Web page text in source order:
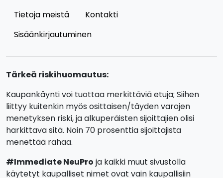
Tietoja meistä
Kontakti
Sisäänkirjautuminen
Tärkeä riskihuomautus:
Kaupankäynti voi tuottaa merkittäviä etuja; Siihen
liittyy kuitenkin myös osittaisen/täyden varojen
menetyksen riski, ja alkuperäisten sijoittajien olisi
harkittava sitä. Noin 70 prosenttia sijoittajista
menettää rahaa.
#Immediate NeuPro ja kaikki muut sivustolla
käytetyt kaupalliset nimet ovat vain kaupallisiin